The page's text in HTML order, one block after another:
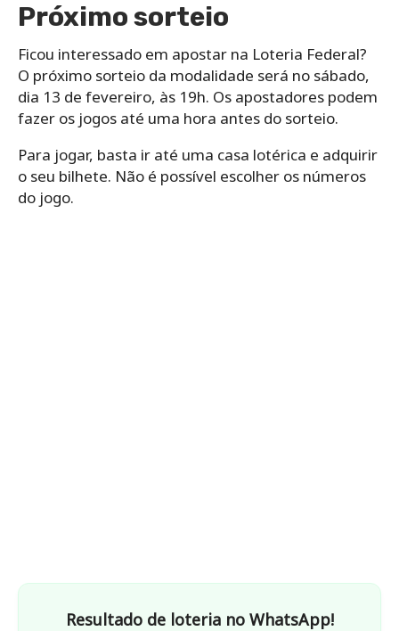
Próximo sorteio
Ficou interessado em apostar na Loteria Federal?
O próximo sorteio da modalidade será no sábado,
dia 13 de fevereiro, às 19h. Os apostadores podem
fazer os jogos até uma hora antes do sorteio.
Para jogar, basta ir até uma casa lotérica e adquirir
o seu bilhete. Não é possível escolher os números
do jogo.
Resultado de loteria no WhatsApp!